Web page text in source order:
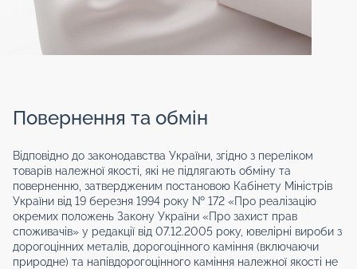
Повернення та обмін
Відповідно до законодавства України, згідно з переліком
товарів належної якості, які не підлягають обміну та
поверненню, затвердженим постановою Кабінету Міністрів
України від 19 березня 1994 року № 172 «Про реалізацію
окремих положень Закону України «Про захист прав
споживачів» у редакції від 07.12.2005 року, ювелірні вироби з
дорогоцінних металів, дорогоцінного каміння (включаючи
природне) та напівдорогоцінного каміння належної якості не